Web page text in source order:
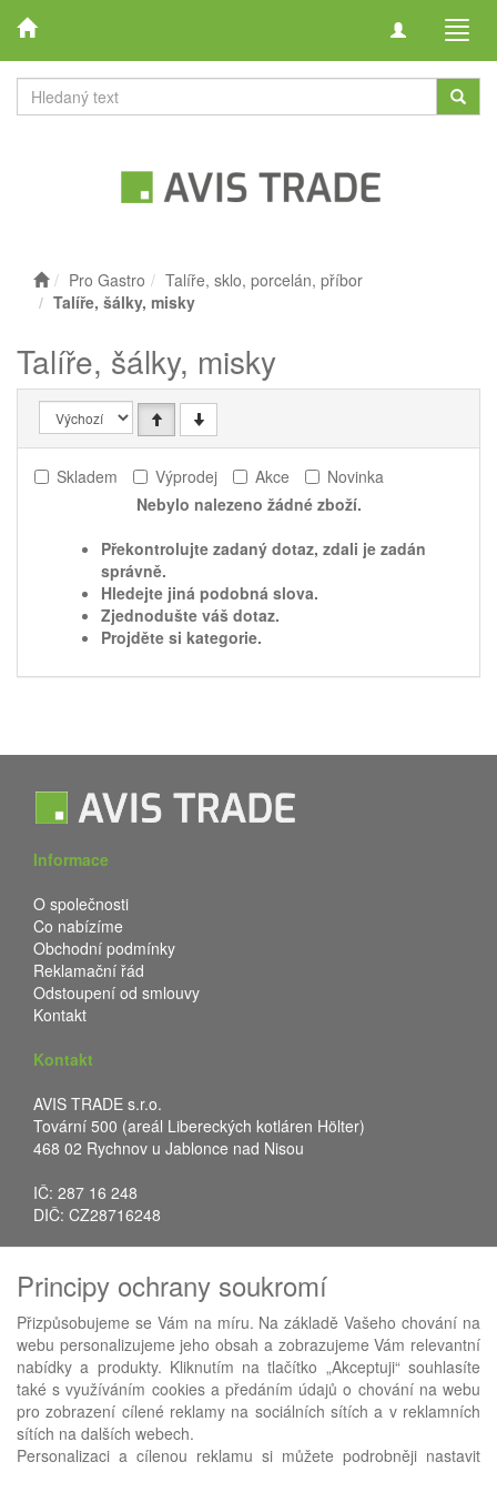
Toggle
Pro Gastro
Talíře, sklo, porcelán, příbor
Talíře, šálky, misky
Talíře, šálky, misky
Skladem Výprodej Akce
Novinka
Nebylo nalezeno žádné zboží.
Překontrolujte zadaný dotaz, zdali je zadán
správně.
Hledejte jiná podobná slova.
Zjednodušte váš dotaz.
Projděte si kategorie.
Informace
O společnosti
Co nabízíme
Obchodní podmínky
Reklamační řád
Odstoupení od smlouvy
Kontakt
Kontakt
AVIS TRADE s.r.o.
Tovární 500 (areál Libereckých kotláren Hölter)
468 02 Rychnov u Jablonce nad Nisou
IČ: 287 16 248
DIČ: CZ28716248
Fax: +420 483 034 590
E-mail:info@avistrade.cz
Web:www.avistrade.cz
Používáme ABRA eShop- nejlepší řešení e-commerce pro náš
Principy ochrany soukromí
Přizpůsobujeme se Vám na míru. Na základě Vašeho chování na
webu personalizujeme jeho obsah a zobrazujeme Vám relevantní
nabídky a produkty. Kliknutím na tlačítko „Akceptuji“ souhlasíte
také s využíváním cookies a předáním údajů o chování na webu
pro zobrazení cílené reklamy na sociálních sítích a v reklamních
sítích na dalších webech.
Personalizaci a cílenou reklamu si můžete podrobněji nastavit